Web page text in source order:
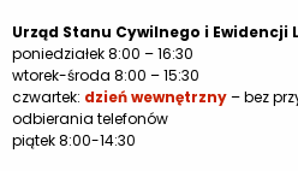
Urząd Stanu Cywilnego i Ewidencji
poniedziałek 8:00 – 16:30
wtorek-środa 8:00 – 15:30
czwartek: dzień wewnętrzny– bez
odbierania telefonów
piątek 8:00-14:30